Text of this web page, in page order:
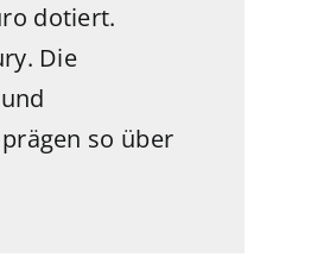
dotiert.
Die
so über